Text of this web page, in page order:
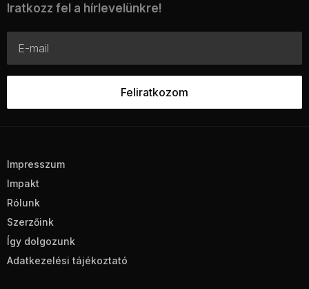
Iratkozz fel a hírlevelünkre!
Impresszum
Impakt
Rólunk
Szerzőink
Így dolgozunk
Adatkezelési tájékoztató